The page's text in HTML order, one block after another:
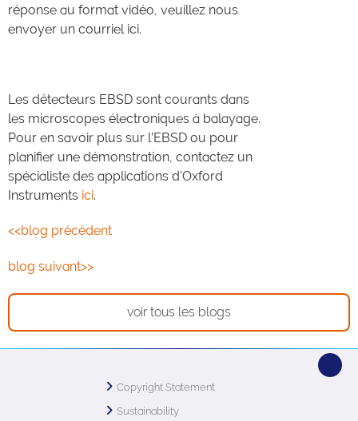
réponse au format vidéo, veuillez nous
envoyer un courriel ici.
Les détecteurs EBSD sont courants dans
les microscopes électroniques à balayage.
Pour en savoir plus sur l’EBSD ou pour
planifier une démonstration, contactez un
spécialiste des applications d'Oxford
Instruments ici.
<<blog précédent
blog suivant>>
voir tous les blogs
Copyright Statement
Sustainability